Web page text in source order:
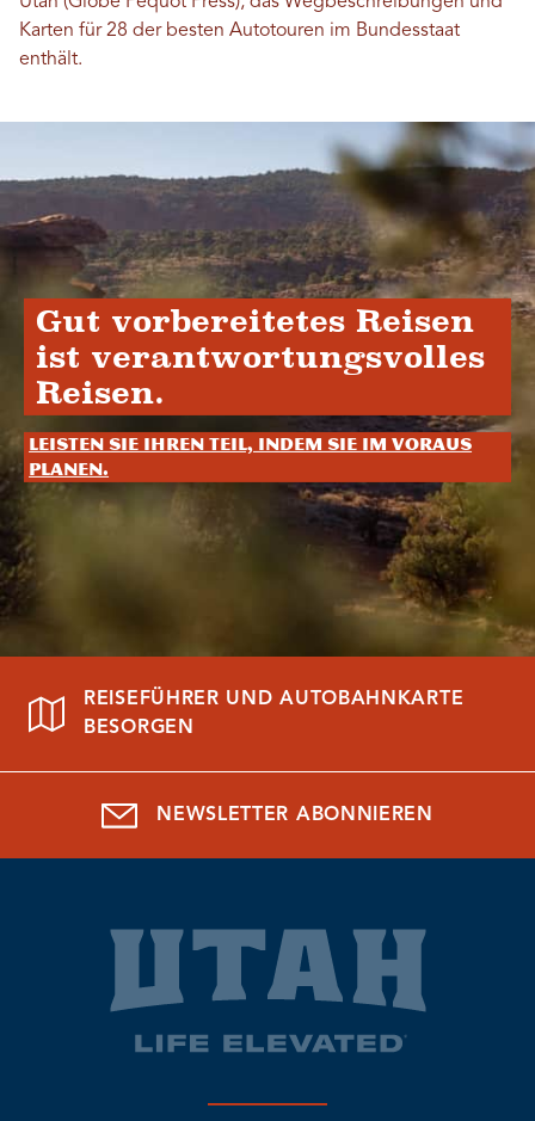
Karten für 28 der besten Autotouren im Bundesstaat
enthält.
Gut vorbereitetes Reisen
ist verantwortungsvolles
Reisen.
Leisten Sie Ihren Teil, indem Sie im Voraus
planen.
REISEFÜHRER UND AUTOBAHNKARTE
BESORGEN
NEWSLETTER ABONNIEREN